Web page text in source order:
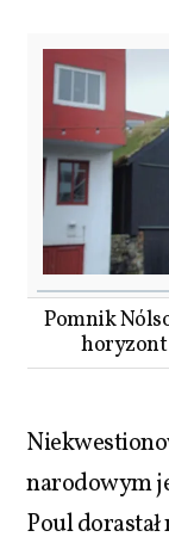
Pomnik
horyzont
narodowym
Poul dorastał